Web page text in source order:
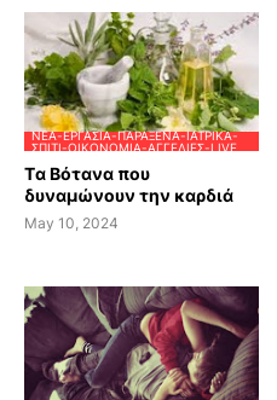
ΝΈΑ-ΕΡΓΑΣΊΑ-ΠΑΡΆΞΕΝΑ-ΙΑΤΡΙΚΆ-
ΣΠΊΤΙ-ΟΙΚΟΝΟΜΊΑ-ΑΓΓΕΛΊΕΣ-LIVE
Tα Βότανα που
δυναμώνουν την καρδιά
May 10, 2024